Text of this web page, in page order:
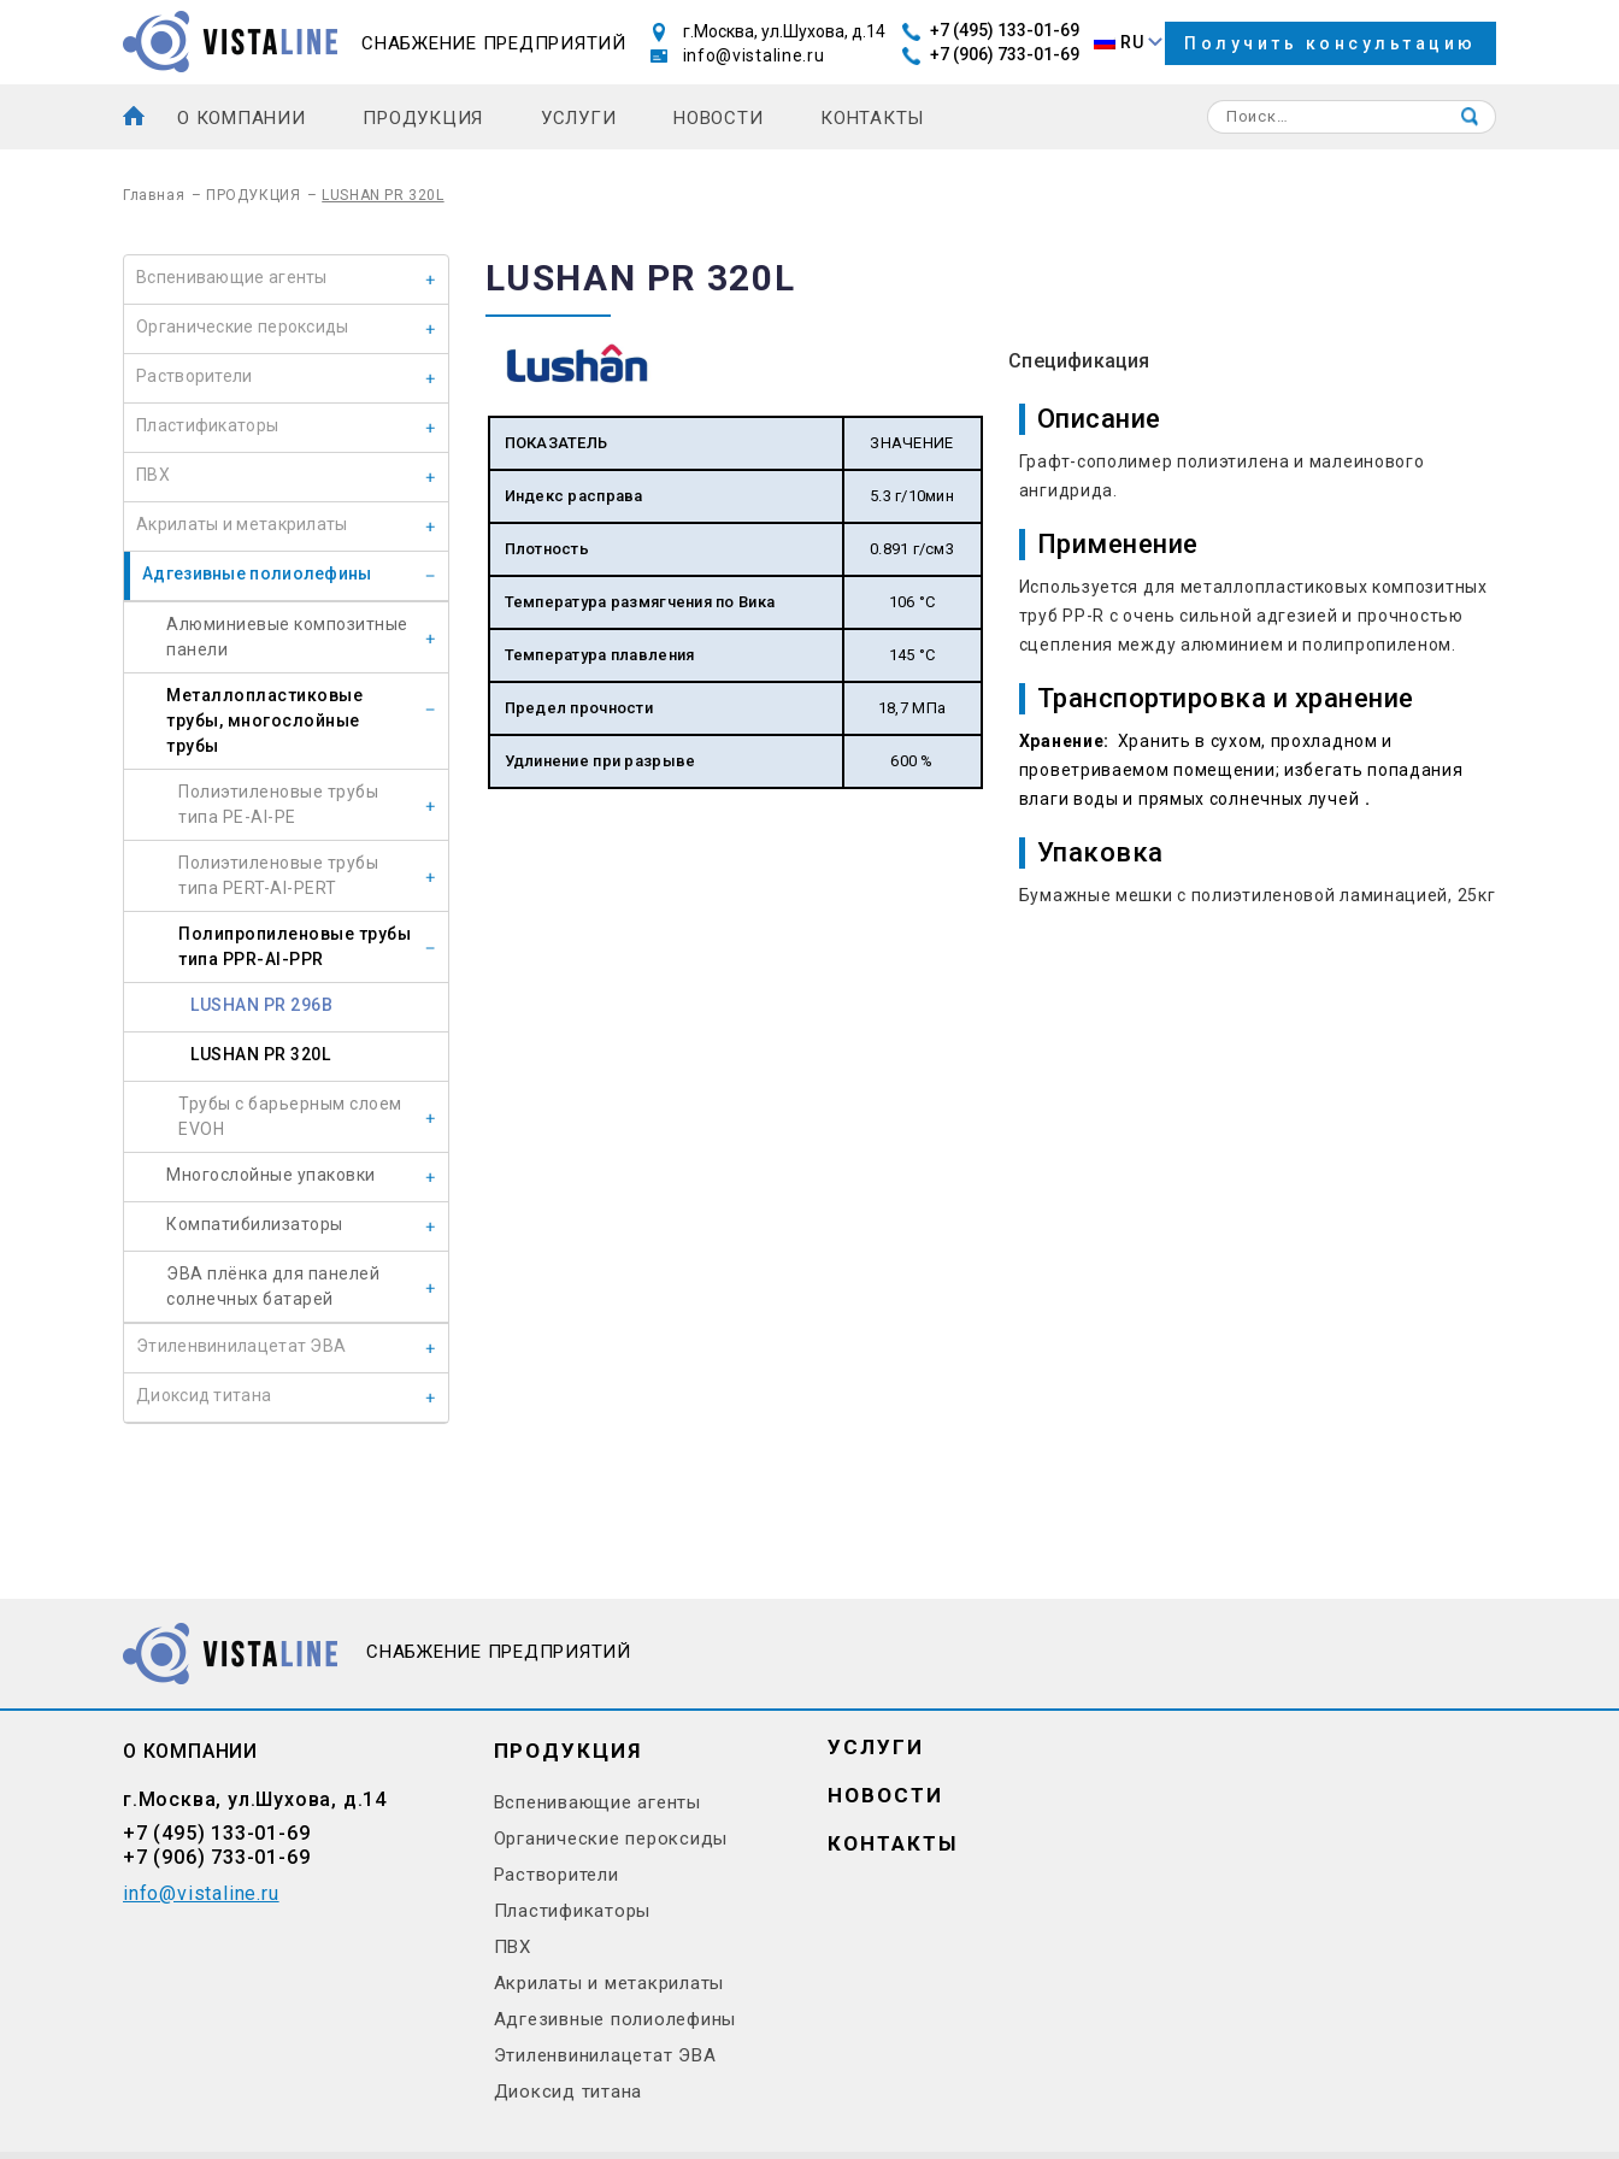
СНАБЖЕНИЕ ПРЕДПРИЯТИЙ
г.Москва, ул.Шухова, д.14
info@vistaline.ru
+7 (495) 133-01-69
+7 (906) 733-01-69
RU Получить консультацию
О КОМПАНИИ ПРОДУКЦИЯ УСЛУГИ НОВОСТИ КОНТАКТЫ
Главная – ПРОДУКЦИЯ – LUSHAN PR 320L
Вспенивающие агенты
Органические пероксиды
Растворители
Пластификаторы
ПВХ
Акрилаты и метакрилаты
Адгезивные полиолефины
Алюминиевые композитные
панели
Металлопластиковые
трубы, многослойные
трубы
Полиэтиленовые трубы
типа PE-Al-PE
Полиэтиленовые трубы
типа PERT-Al-PERT
Полипропиленовые трубы
типа PPR-Al-PPR
LUSHAN PR 296B
LUSHAN PR 320L
Трубы с барьерным слоем
EVOH
Многослойные упаковки
Компатибилизаторы
ЭВА плёнка для панелей
солнечных батарей
Этиленвинилацетат ЭВА
Диоксид титана
LUSHAN PR 320L
Спецификация
ПОКАЗАТЕЛЬ ЗНАЧЕНИЕ
Индекс расправа 5.3 г/10мин
Плотность 0.891 г/см3
Температура размягчения по Вика 106 °С
Температура плавления 145 °С
Предел прочности 18,7 МПа
Удлинение при разрыве 600 %
Описание
Графт-сополимер полиэтилена и малеинового
ангидрида.
Применение
Используется для металлопластиковых композитных
труб PP-R с очень сильной адгезией и прочностью
сцепления между алюминием и полипропиленом.
Транспортировка и хранение
Хранение: Хранить в сухом, прохладном и
проветриваемом помещении; избегать попадания
влаги воды и прямых солнечных лучей．
Упаковка
Бумажные мешки с полиэтиленовой ламинацией, 25кг
СНАБЖЕНИЕ ПРЕДПРИЯТИЙ
О КОМПАНИИ
г.Москва, ул.Шухова, д.14
+7 (495) 133-01-69
+7 (906) 733-01-69
info@vistaline.ru
ПРОДУКЦИЯ
Вспенивающие агенты
Органические пероксиды
Растворители
Пластификаторы
ПВХ
Акрилаты и метакрилаты
Адгезивные полиолефины
Этиленвинилацетат ЭВА
Диоксид титана
УСЛУГИ
НОВОСТИ
КОНТАКТЫ